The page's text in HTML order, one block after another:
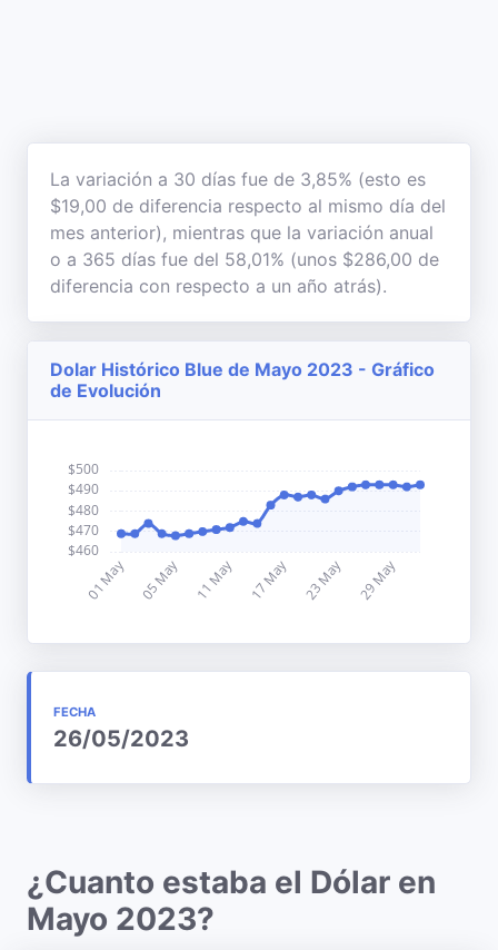
La variación a 30 días fue de 3,85% (esto es
$19,00 de diferencia respecto al mismo día del
mes anterior), mientras que la variación anual
o a 365 días fue del 58,01% (unos $286,00 de
diferencia con respecto a un año atrás).
Dolar Histórico Blue de Mayo 2023 - Gráfico
de Evolución
FECHA
26/05/2023
¿Cuanto estaba el Dólar en
Mayo 2023?